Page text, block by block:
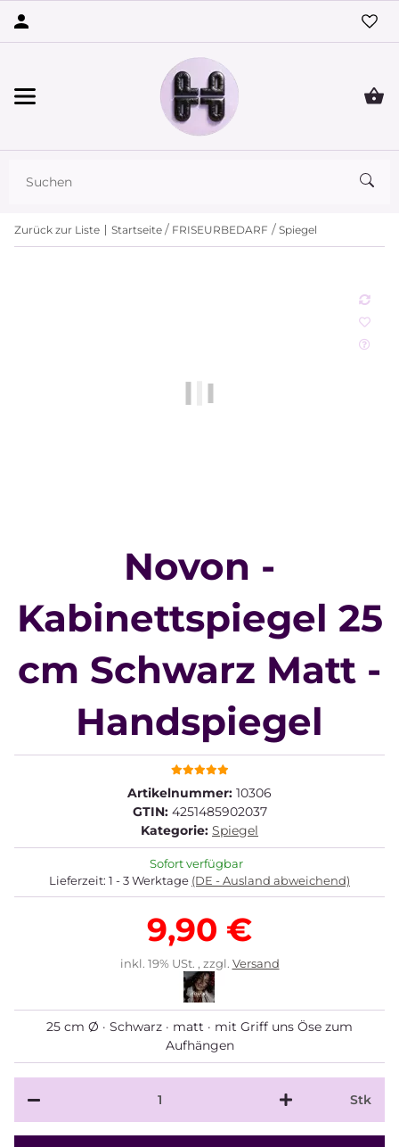
Zurück zur Liste Startseite FRISEURBEDARF Spiegel
Novon -
Kabinettspiegel 25
cm Schwarz Matt -
Handspiegel
Artikelnummer: 10306
GTIN: 4251485902037
Kategorie: Spiegel
Sofort verfügbar
Lieferzeit: 1 - 3 Werktage (DE - Ausland abweichend)
9,90 €
inkl. 19% USt. , zzgl. Versand
25 cm Ø · Schwarz · matt · mit Griff uns Öse zum
Aufhängen
Stk